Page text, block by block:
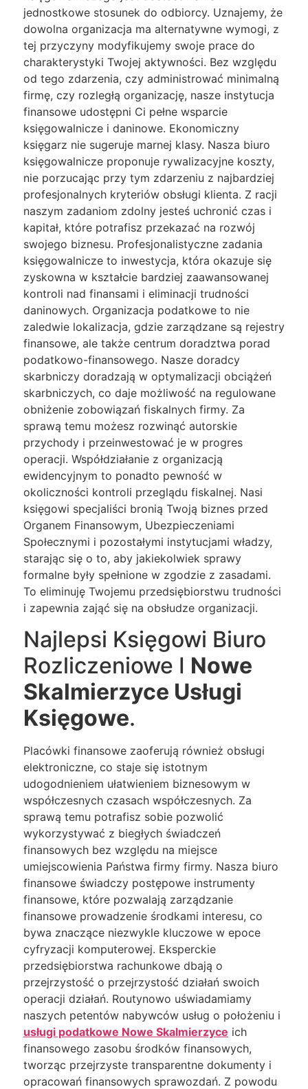
jednostkowe stosunek do odbiorcy. Uznajemy, że
dowolna organizacja ma alternatywne wymogi, z
tej przyczyny modyfikujemy swoje prace do
charakterystyki Twojej aktywności. Bez względu
od tego zdarzenia, czy administrować minimalną
firmę, czy rozległą organizację, nasze instytucja
finansowe udostępni Ci pełne wsparcie
księgowalnicze i daninowe. Ekonomiczny
księgarz nie sugeruje marnej klasy. Nasza biuro
księgowalnicze proponuje rywalizacyjne koszty,
nie porzucając przy tym zdarzeniu z najbardziej
profesjonalnych kryteriów obsługi klienta. Z racji
naszym zadaniom zdolny jesteś uchronić czas i
kapitał, które potrafisz przekazać na rozwój
swojego biznesu. Profesjonalistyczne zadania
księgowalnicze to inwestycja, która okazuje się
zyskowna w kształcie bardziej zaawansowanej
kontroli nad finansami i eliminacji trudności
daninowych. Organizacja podatkowe to nie
zaledwie lokalizacja, gdzie zarządzane są rejestry
finansowe, ale także centrum doradztwa porad
podatkowo-finansowego. Nasze doradcy
skarbniczy doradzają w optymalizacji obciążeń
skarbniczych, co daje możliwość na regulowane
obniżenie zobowiązań fiskalnych firmy. Za
sprawą temu możesz rozwinąć autorskie
przychody i przeinwestować je w progres
operacji. Współdziałanie z organizacją
ewidencyjnym to ponadto pewność w
okoliczności kontroli przeglądu fiskalnej. Nasi
księgowi specjaliści bronią Twoją biznes przed
Organem Finansowym, Ubezpieczeniami
Społecznymi i pozostałymi instytucjami władzy,
starając się o to, aby jakiekolwiek sprawy
formalne były spełnione w zgodzie z zasadami.
To eliminuję Twojemu przedsiębiorstwu trudności
i zapewnia zająć się na obsłudze organizacji.
Najlepsi Księgowi Biuro
Rozliczeniowe I Nowe
Skalmierzyce Usługi
Księgowe.
Placówki finansowe zaoferują również obsługi
elektroniczne, co staje się istotnym
udogodnieniem ułatwieniem biznesowym w
współczesnych czasach współczesnych. Za
sprawą temu potrafisz sobie pozwolić
wykorzystywać z biegłych świadczeń
finansowych bez względu na miejsce
umiejscowienia Państwa firmy firmy. Nasza biuro
finansowe świadczy postępowe instrumenty
finansowe, które pozwalają zarządzanie
finansowe prowadzenie środkami interesu, co
bywa znaczące niezwykle kluczowe w epoce
cyfryzacji komputerowej. Eksperckie
przedsiębiorstwa rachunkowe dbają o
przejrzystość o przejrzystość działań swoich
operacji działań. Routynowo uświadamiamy
naszych petentów nabywców usług o położeniu i
usługi podatkowe Nowe Skalmierzyce ich
finansowego zasobu środków finansowych,
tworząc przejrzyste transparentne dokumenty i
opracowań finansowych sprawozdań. Z powodu